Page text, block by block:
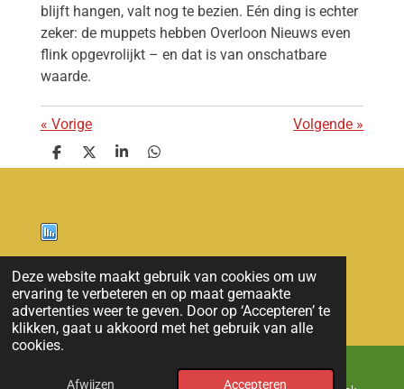
Deze website maakt gebruik van cookies om uw
ervaring te verbeteren en op maat gemaakte
advertenties weer te geven. Door op ‘Accepteren’ te
klikken, gaat u akkoord met het gebruik van alle
cookies.
Afwijzen Accepteren
blijft hangen, valt nog te bezien. Eén ding is echter
zeker: de muppets hebben Overloon Nieuws even
flink opgevrolijkt – en dat is van onschatbare
waarde.
« Vorige Volgende »
D
e
D
e
S
h
D
e
Nieuws
© 2011 - 2026 overloon nieuws